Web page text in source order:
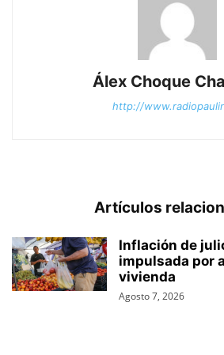
Álex Choque
http://
Artículos
Inflación de
impulsada por
vivienda
Agosto 7, 2026